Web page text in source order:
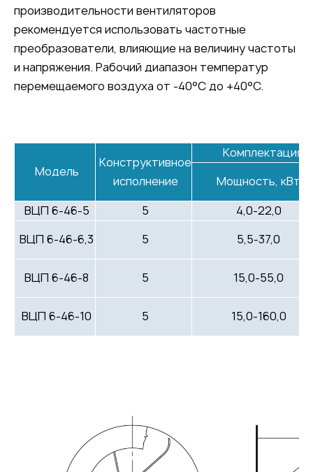
производительности вентиляторов
рекомендуется использовать частотные
преобразователи, влияющие на величину частоты
и напряжения. Рабочий диапазон температур
перемещаемого воздуха от -40°C до +40°C.
Модель
Конструктивное
исполнение
Комплектация
Мощность, кВт
ВЦП 6-46-5
5
4,0-22,0
ВЦП 6-46-6,3
5 5,5-37,0
ВЦП 6-46-8 5 15,0-55,0
ВЦП 6-46-10 5 15,0-160,0